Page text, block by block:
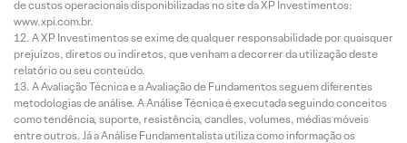
de custos operacionais disponibilizadas no site da XP Investimentos:
www.xpi.com.br.
A XP Investimentos se exime de qualquer responsabilidade por quaisquer
prejuízos, diretos ou indiretos, que venham a decorrer da utilização deste
relatório ou seu conteúdo.
A Avaliação Técnica e a Avaliação de Fundamentos seguem diferentes
metodologias de análise. A Análise Técnica é executada seguindo conceitos
como tendência, suporte, resistência, candles, volumes, médias móveis
entre outros. Já a Análise Fundamentalista utiliza como informação os